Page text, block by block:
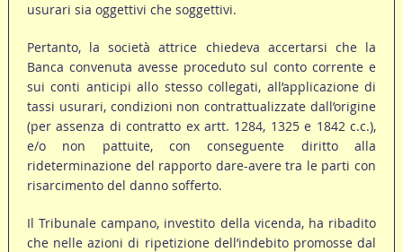
usurari sia oggettivi che soggettivi.
Pertanto, la società attrice chiedeva accertarsi che la
Banca convenuta avesse proceduto sul conto corrente e
sui conti anticipi allo stesso collegati, all’applicazione di
tassi usurari, condizioni non contrattualizzate dall’origine
(per assenza di contratto ex artt. 1284, 1325 e 1842 c.c.),
e/o non pattuite, con conseguente diritto alla
rideterminazione del rapporto dare-avere tra le parti con
risarcimento del danno sofferto.
Il Tribunale campano, investito della vicenda, ha ribadito
che nelle azioni di ripetizione dell’indebito promosse dal